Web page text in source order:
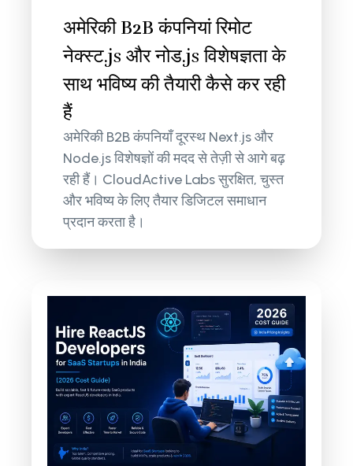
अमेरिकी B2B कंपनियां रिमोट
नेक्स्ट.js और नोड.js विशेषज्ञता के
साथ भविष्य की तैयारी कैसे कर रही
हैं
अमेरिकी B2B कंपनियाँ दूरस्थ Next.js और
Node.js विशेषज्ञों की मदद से तेज़ी से आगे बढ़
रही हैं। CloudActive Labs सुरक्षित, चुस्त
और भविष्य के लिए तैयार डिजिटल समाधान
प्रदान करता है।